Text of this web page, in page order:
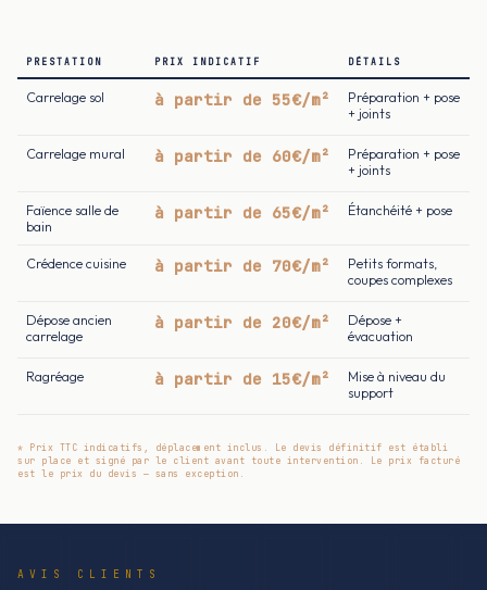
PRESTATION PRIX INDICATIF DÉTAILS
Carrelage sol à partir de 55€/m²
Préparation + pose
+ joints
Carrelage mural à partir de 60€/m²
Préparation + pose
+ joints
Faïence salle de
bain
à partir de 65€/m² Étanchéité + pose
Crédence cuisine à partir de 70€/m²
Petits formats,
coupes complexes
Dépose ancien
carrelage
à partir de 20€/m²
Dépose +
évacuation
Ragréage à partir de 15€/m²
Mise à niveau du
support
* Prix TTC indicatifs, déplacement inclus. Le devis définitif est établi
sur place et signé par le client avant toute intervention. Le prix facturé
est le prix du devis — sans exception.
AVIS CLIENTS